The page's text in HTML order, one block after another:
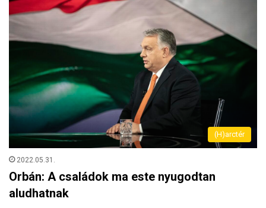
(H)arctér
2022.05.31.
Orbán: A családok ma este nyugodtan
aludhatnak